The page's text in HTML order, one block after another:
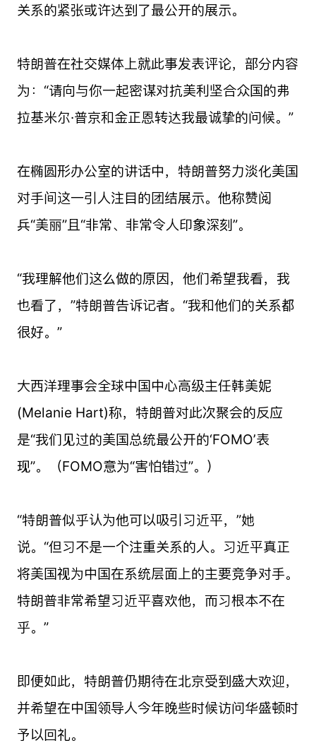
关系的紧张或许达到了最公开的展示。
特朗普在社交媒体上就此事发表评论，部分内容
为：“请向与你一起密谋对抗美利坚合众国的弗
拉基米尔·普京和金正恩转达我最诚挚的问候。”
在椭圆形办公室的讲话中，特朗普努力淡化美国
对手间这一引人注目的团结展示。他称赞阅
兵“美丽”且“非常、非常令人印象深刻”。
“我理解他们这么做的原因，他们希望我看，我
也看了，”特朗普告诉记者。“我和他们的关系都
很好。”
大西洋理事会全球中国中心高级主任韩美妮
(Melanie Hart)称，特朗普对此次聚会的反应
是“我们见过的美国总统最公开的‘FOMO’表
现”。（FOMO意为“害怕错过”。）
“特朗普似乎认为他可以吸引习近平，”她
说。“但习不是一个注重关系的人。习近平真正
将美国视为中国在系统层面上的主要竞争对手。
特朗普非常希望习近平喜欢他，而习根本不在
乎。”
即便如此，特朗普仍期待在北京受到盛大欢迎，
并希望在中国领导人今年晚些时候访问华盛顿时
予以回礼。